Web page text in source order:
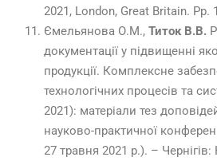
2021, London, Great Britain. Рp.
Ємельянова О.М., Титок В.В.
документації у підвищенні
продукції. Комплексне
технологічних процесів та
2021): матеріали тез
науково-практичної
27 травня 2021 р.). – Чернігів: